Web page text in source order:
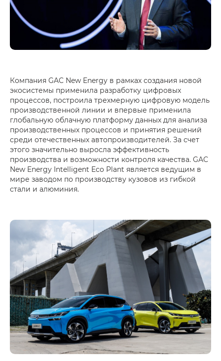
Компания GAC New Energy в рамках создания новой
экосистемы применила разработку цифровых
процессов, построила трехмерную цифровую модель
производственной линии и впервые применила
глобальную облачную платформу данных для анализа
производственных процессов и принятия решений
среди отечественных автопроизводителей. За счет
этого значительно выросла эффективность
производства и возможности контроля качества. GAC
New Energy Intelligent Eco Plant является ведущим в
мире заводом по производству кузовов из гибкой
стали и алюминия.